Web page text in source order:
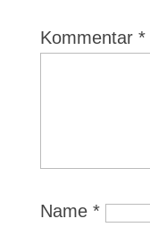
Kommentar *
Name *